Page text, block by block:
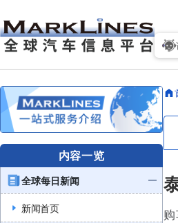
内容一览
全球每日新闻
新闻首页